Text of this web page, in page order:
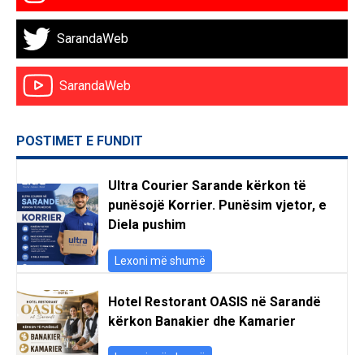
SarandaWeb
SarandaWeb
POSTIMET E FUNDIT
Ultra Courier Sarande kërkon të
punësojë Korrier. Punësim vjetor, e
Diela pushim
Lexoni më shumë
Hotel Restorant OASIS në Sarandë
kërkon Banakier dhe Kamarier